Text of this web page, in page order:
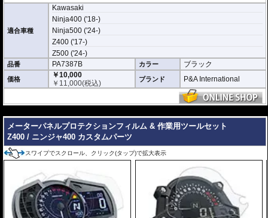
適合車種
Kawasaki
Ninja400 ('18-)
Ninja500 ('24-)
Z400 ('17-)
Z500 ('24-)
品番 PA7387B カラー ブラック
価格
￥10,000
￥ 11,000(税込) ブランド P&A International
メーターパネルプロテクションフィルム & 作業用ツールセット
Z400 / ニンジャ400 カスタムパーツ
スワイプでスクロール、クリック(タップ)で拡大表示